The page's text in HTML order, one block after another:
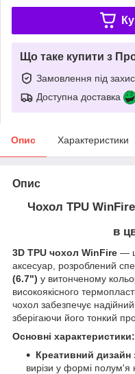
Що таке купити з
Замовлення під
Доступна доставка
Опис Характеристики
Опис
Чохол TPU
в
3D TPU чохол WinFire —
аксесуар, розроблений
(6.7") у витонченому
високоякісного
чохол забезпечує
зберігаючи його тонкий
Основні характеристики:
Креативний
вирізи у формі полум'я